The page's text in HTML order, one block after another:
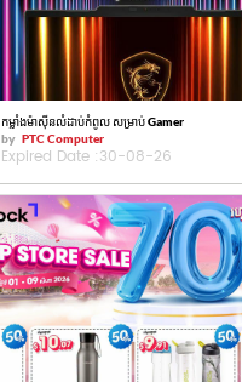
កម្លាំងម៉ាស៊ីនលំដាប់កំពូល សម្រាប់ Gamer
by PTC Computer
Expired Date :30-08-26